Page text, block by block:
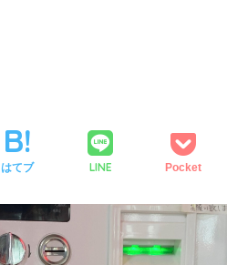
はてブ LINE Pocket